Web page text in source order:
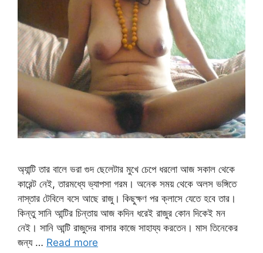
অ্যান্টি তার বালে ভরা গুদ ছেলেটার মুখে চেপে ধরলো আজ সকাল থেকে
কারেন্ট নেই, তারমধ্যে ভ্যাপসা গরম। অনেক সময় থেকে অলস ভঙ্গিতে
নাস্তার টেবিলে বসে আছে রাজু। কিছুক্ষণ পর ক্লাসে যেতে হবে তার।
কিন্তু সানি আন্টির চিন্তায় আজ কদিন ধরেই রাজুর কোন দিকেই মন
নেই। সানি আন্টি রাজুদের বাসার কাজে সাহায্য করতেন। মাস তিনেকের
জন্য … Read more